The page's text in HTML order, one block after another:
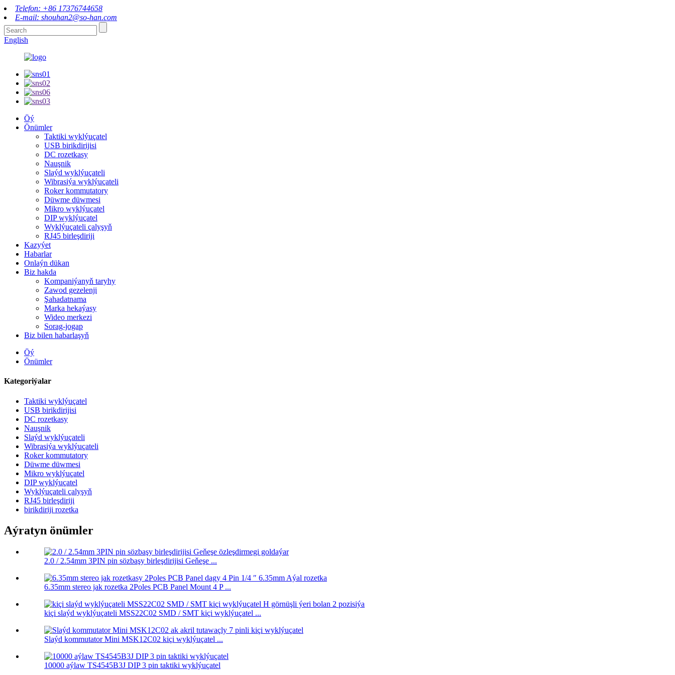
Telefon: +86 17376744658
E-mail: shouhan2@so-han.com
English
Öý
Önümler
Taktiki wyklýuçatel
USB birikdirijisi
DC rozetkasy
Nauşnik
Slaýd wyklýuçateli
Wibrasiýa wyklýuçateli
Roker kommutatory
Düwme düwmesi
Mikro wyklýuçatel
DIP wyklýuçatel
Wyklýuçateli çalyşyň
RJ45 birleşdiriji
Kazyýet
Habarlar
Onlaýn dükan
Biz hakda
Kompaniýanyň taryhy
Zawod gezelenji
Şahadatnama
Marka hekaýasy
Wideo merkezi
Sorag-jogap
Biz bilen habarlaşyň
Öý
Önümler
Kategoriýalar
Taktiki wyklýuçatel
USB birikdirijisi
DC rozetkasy
Nauşnik
Slaýd wyklýuçateli
Wibrasiýa wyklýuçateli
Roker kommutatory
Düwme düwmesi
Mikro wyklýuçatel
DIP wyklýuçatel
Wyklýuçateli çalyşyň
RJ45 birleşdiriji
birikdiriji rozetka
Aýratyn önümler
2.0 / 2.54mm 3PIN pin sözbaşy birleşdirijisi Geňeşe ...
6.35mm stereo jak rozetka 2Poles PCB Panel Mount 4 P ...
kiçi slaýd wyklýuçateli MSS22C02 SMD / SMT kiçi wyklýuçatel ...
Slaýd kommutator Mini MSK12C02 kiçi wyklýuçatel ...
10000 aýlaw TS4545B3J DIP 3 pin taktiki wyklýuçatel